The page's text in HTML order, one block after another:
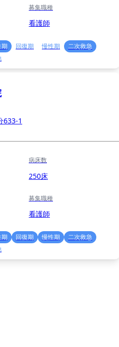
募集職種
看護師
回復期 慢性期
二次救急
633-1
病床数
250床
募集職種
看護師
回復期 慢性期
二次救急